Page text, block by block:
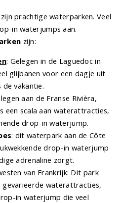
prachtige waterparken. Veel
in waterjumps aan.
zijn:
: Gelegen in de Laguedoc in
glijbanen voor een dagje uit
vakantie.
aan de Franse Rivièra,
een scala aan waterattracties,
drop-in waterjump.
: dit waterpark aan de Côte
drop-in waterjump
adrenaline zorgt.
van Frankrijk: Dit park
waterattracties,
in waterjump die veel